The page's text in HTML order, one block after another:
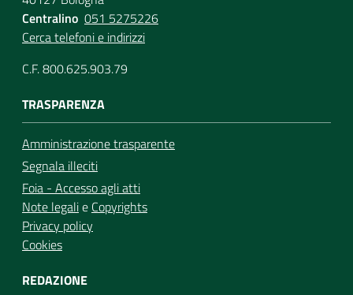
Centralino 051 5275226
Cerca telefoni e indirizzi
C.F. 800.625.903.79
TRASPARENZA
Amministrazione trasparente
Segnala illeciti
Foia - Accesso agli atti
Note legalie Copyrights
Privacy policy
Cookies
REDAZIONE